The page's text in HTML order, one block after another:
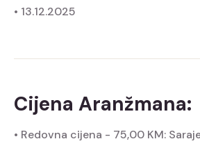
• 13.12.2025
Cijena Aranžmana:
• Redovna cijena - 75,00 KM: